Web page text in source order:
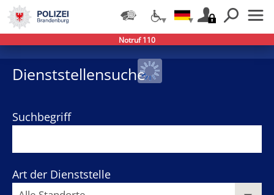
Dienststellensuche
Suchbegriff
Art der Dienststelle
Notruf 110